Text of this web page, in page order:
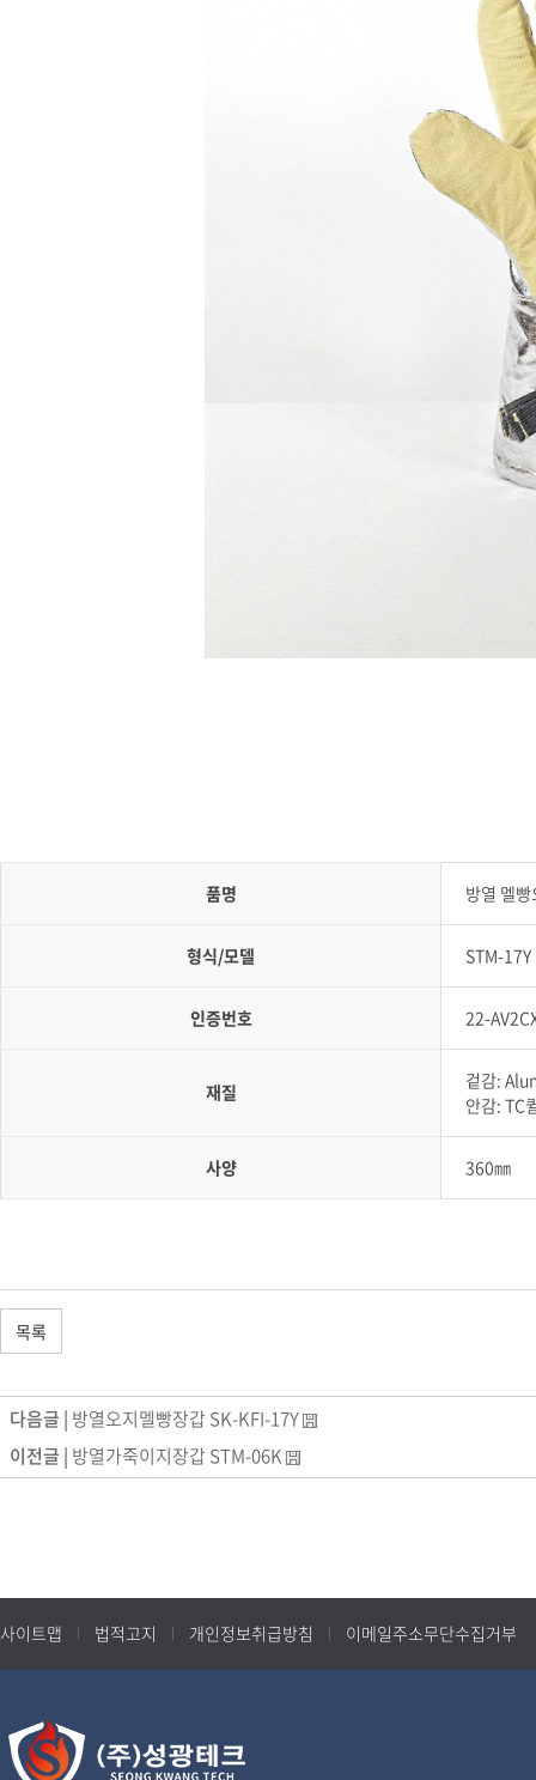
품명 방열 멜
형식/모델 STM-17Y
인증번호 22-
재질
겉감:
안감: TC
사양 360㎜
목록
다음글 | 방열오지멜빵장갑 SK-KFI-17Y
이전글 | 방열가죽이지장갑 STM-06K
사이트맵 법적고지 개인정보취급방침 이메일주소무단수집거부